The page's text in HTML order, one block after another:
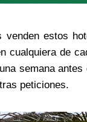
venden estos
cualquiera de
semana
peticiones.